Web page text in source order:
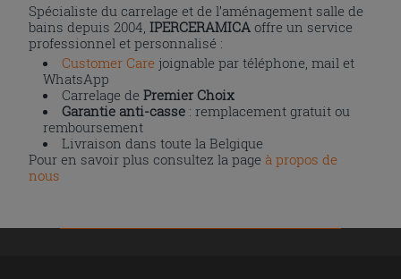
Spécialiste du carrelage et de l’aménagement salle de
bains depuis 2004,IPERCERAMICA offre un service
professionnel et personnalisé :
Customer Care joignable par téléphone, mail et
WhatsApp
Carrelage dePremier Choix
Garantie anti-casse : remplacement gratuit ou
remboursement
Livraison dans toute la Belgique
Pour en savoir plus consultez la page à propos de
nous